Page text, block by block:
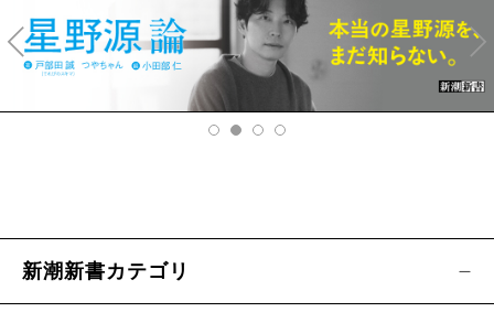
v
Ne
xt
新潮新書カテゴリ